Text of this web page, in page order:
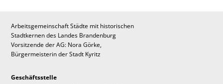
Arbeitsgemeinschaft Städte mit historischen
Stadtkernen des Landes Brandenburg
Vorsitzende der AG: Nora Görke,
Bürgermeisterin der Stadt Kyritz
Geschäftsstelle